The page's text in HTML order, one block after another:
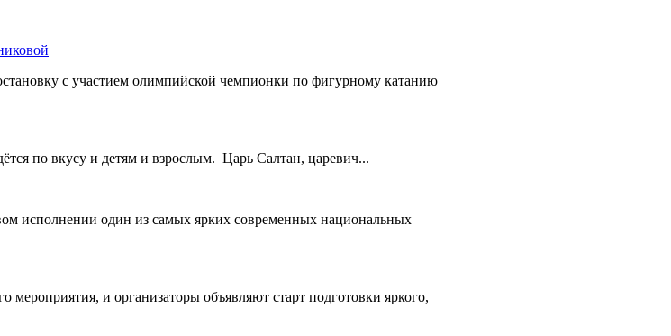
с участием олимпийской чемпионки по фигурному катанию
по вкусу и детям и взрослым. Царь Салтан, царевич...
исполнении один из самых ярких современных национальных
и организаторы объявляют старт подготовки яркого,